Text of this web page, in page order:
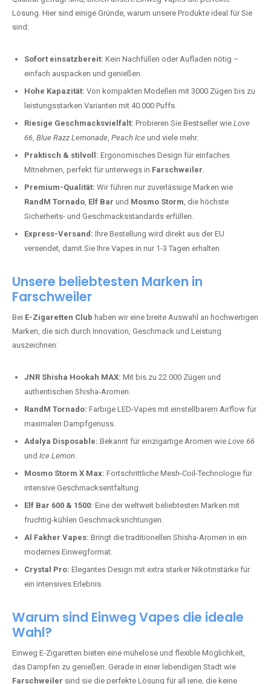
Lösung. Hier sind einige Gründe, warum unsere Produkte ideal für Sie
sind:
Sofort einsatzbereit: Kein Nachfüllen oder Aufladen nötig –
einfach auspacken und genießen.
Hohe Kapazität: Von kompakten Modellen mit 3000 Zügen bis zu
leistungsstarken Varianten mit 40.000 Puffs.
Riesige Geschmacksvielfalt: Probieren Sie Bestseller wie Love
66, Blue Razz Lemonade, Peach Ice und viele mehr.
Praktisch & stilvoll: Ergonomisches Design für einfaches
Mitnehmen, perfekt für unterwegs in Farschweiler.
Premium-Qualität: Wir führen nur zuverlässige Marken wie
RandM Tornado, Elf Bar und Mosmo Storm, die höchste
Sicherheits- und Geschmacksstandards erfüllen.
Express-Versand: Ihre Bestellung wird direkt aus der EU
versendet, damit Sie Ihre Vapes in nur 1-3 Tagen erhalten.
Unsere beliebtesten Marken in
Farschweiler
Bei E-Zigaretten Club haben wir eine breite Auswahl an hochwertigen
Marken, die sich durch Innovation, Geschmack und Leistung
auszeichnen:
JNR Shisha Hookah MAX: Mit bis zu 22.000 Zügen und
authentischen Shisha-Aromen.
RandM Tornado: Farbige LED-Vapes mit einstellbarem Airflow für
maximalen Dampfgenuss.
Adalya Disposable: Bekannt für einzigartige Aromen wie Love 66
und Ice Lemon.
Mosmo Storm X Max: Fortschrittliche Mesh-Coil-Technologie für
intensive Geschmacksentfaltung.
Elf Bar 600 & 1500: Eine der weltweit beliebtesten Marken mit
fruchtig-kühlen Geschmacksrichtungen.
Al Fakher Vapes: Bringt die traditionellen Shisha-Aromen in ein
modernes Einwegformat.
Crystal Pro: Elegantes Design mit extra starker Nikotinstärke für
ein intensives Erlebnis.
Warum sind Einweg Vapes die ideale
Wahl?
Einweg E-Zigaretten bieten eine mühelose und flexible Möglichkeit,
das Dampfen zu genießen. Gerade in einer lebendigen Stadt wie
Farschweiler sind sie die perfekte Lösung für all jene, die keine